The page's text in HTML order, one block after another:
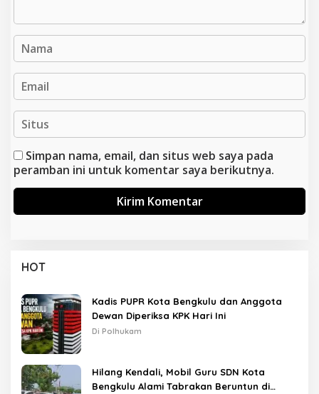
Simpan nama, email, dan situs web saya pada
peramban ini untuk komentar saya berikutnya.
HOT
Kadis PUPR Kota Bengkulu dan Anggota
Dewan Diperiksa KPK Hari Ini
Di Polhukam
Hilang Kendali, Mobil Guru SDN Kota
Bengkulu Alami Tabrakan Beruntun di